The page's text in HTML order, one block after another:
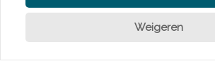
Weigeren